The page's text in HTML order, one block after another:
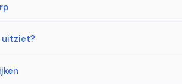
uitziet?